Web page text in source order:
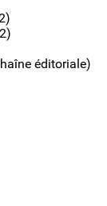
éditoriale)